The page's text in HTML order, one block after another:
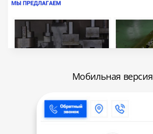
Мобильная версия